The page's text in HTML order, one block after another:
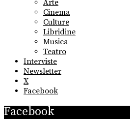
menu
Arte
Cinema
Culture
Libridine
Musica
Teatro
Interviste
Newsletter
X
Facebook
Facebook